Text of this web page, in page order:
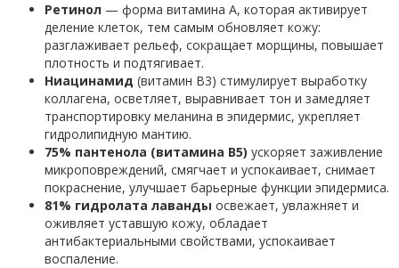
Ретинол — форма витамина A, которая активирует
деление клеток, тем самым обновляет кожу:
разглаживает рельеф, сокращает морщины, повышает
плотность и подтягивает.
Ниацинамид (витамин B3) стимулирует выработку
коллагена, осветляет, выравнивает тон и замедляет
транспортировку меланина в эпидермис, укрепляет
гидролипидную мантию.
75% пантенола (витамина B5) ускоряет заживление
микроповреждений, смягчает и успокаивает, снимает
покраснение, улучшает барьерные функции эпидермиса.
81% гидролата лаванды освежает, увлажняет и
оживляет уставшую кожу, обладает
антибактериальными свойствами, успокаивает
воспаление.